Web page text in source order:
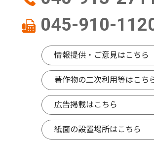
045-910-
情報提供・ご意見はこちら
著作物の二次利用等はこち
広告掲載はこちら
紙面の設置場所はこちら